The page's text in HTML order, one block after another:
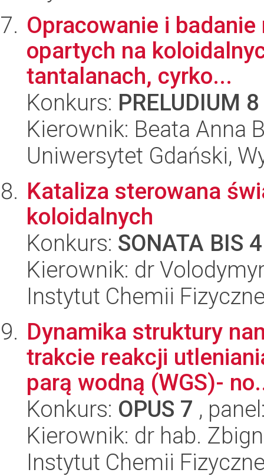
Opracowanie i
opartych na
tantalanach, cyrko...
Konkurs: PRELUDIUM 8
Kierownik: Beata Anna
Uniwersytet Gdański,
Kataliza sterowana
koloidalnych
Konkurs: SONATA BIS 4
Kierownik: dr
Instytut Chemii
Dynamika struktury
trakcie reakcji
parą wodną (WGS)-
Konkurs: OPUS 7 ,
Kierownik: dr hab.
Instytut Chemii